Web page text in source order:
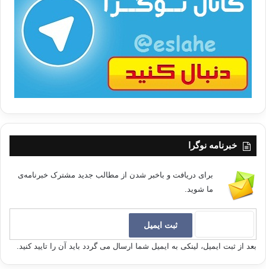
خبرنامه نوگرا
برای دریافت و باخبر شدن از مطالب جدید مشترک خبرنامه‌ی
ما شوید.
بعد از ثبت ایمیل، لینکی به ایمیل شما ارسال می گردد باید آن را تایید کنید.